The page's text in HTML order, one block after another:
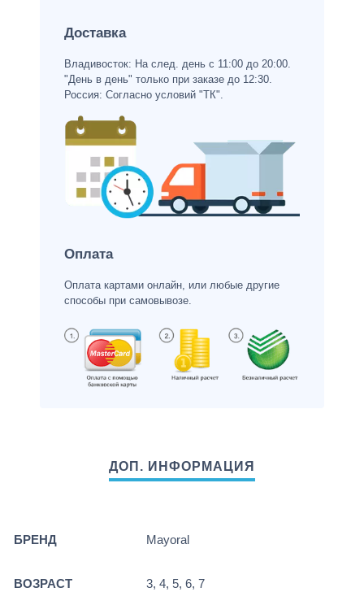
Доставка
Владивосток: На след. день с 11:00 до 20:00.
"День в день" только при заказе до 12:30.
Россия: Согласно условий "ТК".
Оплата
Оплата картами онлайн, или любые другие
способы при самовывозе.
БРЕНД Mayoral
ВОЗРАСТ 3, 4, 5, 6, 7